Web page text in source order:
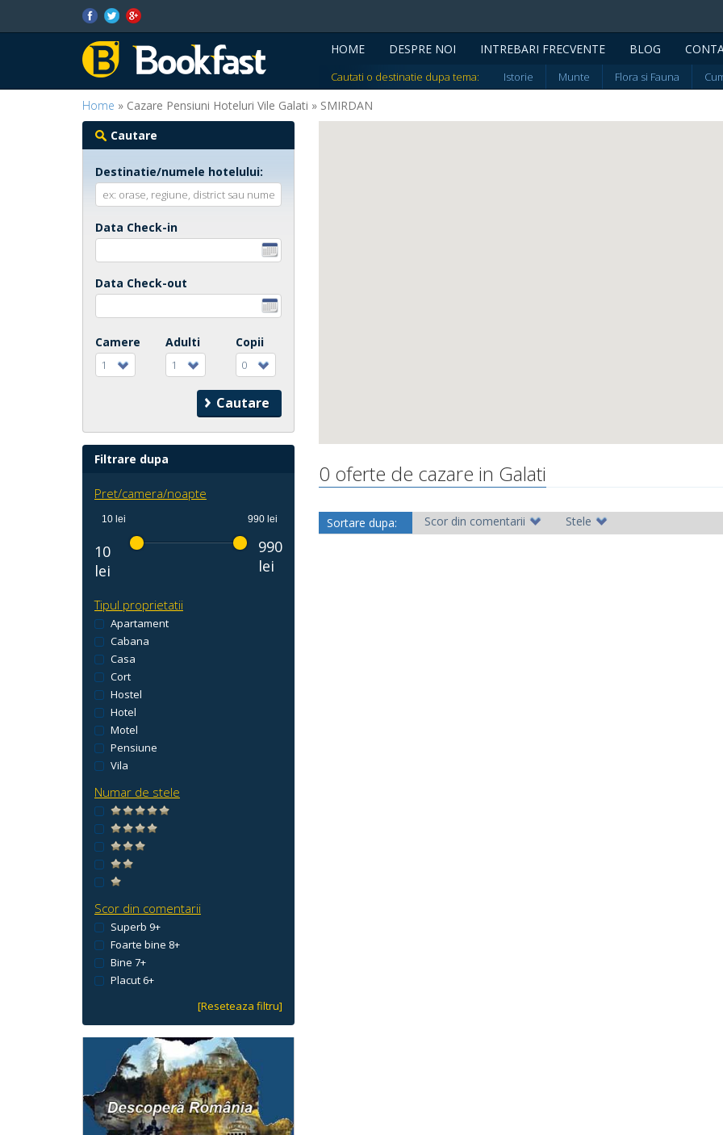
HOME DESPRE NOI INTREBARI FRECVENTE BLOG
Cautati o destinatie dupa tema:
Istorie Munte Flora si Fauna
Home » Cazare Pensiuni Hoteluri Vile Galati » SMIRDAN
Cautare
Destinatie/numele hotelului:
Data Check-in
Data Check-out
Camere
1
Adulti
1
Copii
0
Filtrare dupa
Pret/camera/noapte
10
lei
10 lei 990 lei
990
lei
Tipul proprietatii
Apartament
Cabana
Casa
Cort
Hostel
Hotel
Motel
Pensiune
Vila
Numar de stele
Scor din comentarii
Superb 9+
Foarte bine 8+
Bine 7+
Placut 6+
[Reseteaza filtru]
0 oferte de cazare in Galati
Sortare dupa: Scor din comentarii Stele